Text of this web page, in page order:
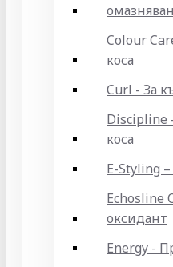
Colour
коса
Curl - За
Discipline
коса
E-Styling
Echosline
оксидант
Energy -